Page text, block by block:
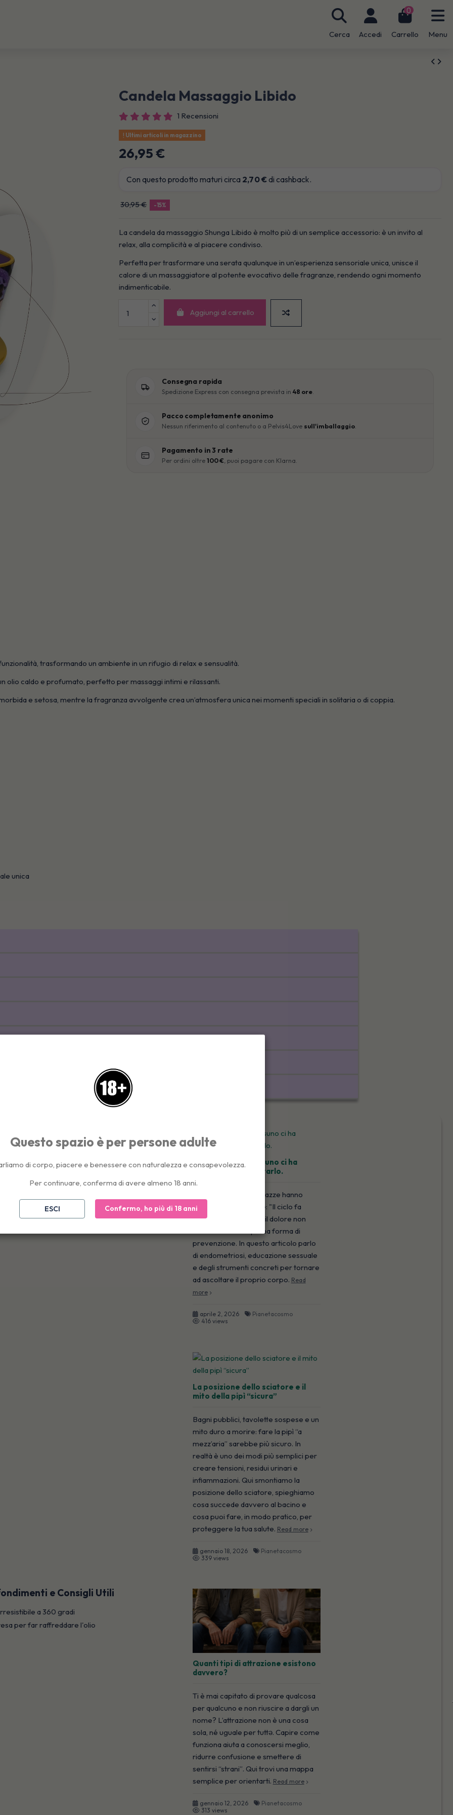
Cerca Accedi
0
Carrello Menu
Candela Massaggio Libido
1 Recensioni
Ultimi articoli in magazzino
26,95 €
Con questo prodotto maturi circa 2,70 €di cashback.
30,95 € -15%
La candela da massaggio Shunga Libido è molto più di un semplice accessorio: è un invito al
relax, alla complicità e al piacere condiviso.
Perfetta per trasformare una serata qualunque in un’esperienza sensoriale unica, unisce il
calore di un massaggiatore al potente evocativo delle fragranze, rendendo ogni momento
indimenticabile.
Aggiungi al carrello
Consegna rapida
Spedizione Express con consegna prevista in48 ore
Pacco completamente anonimo
Nessun riferimento al contenuto o a Pelvis4Love sull'imballaggio
Pagamento in 3 rate
Per ordini oltre100 € , puoi pagare con Klarna.
trasformando un ambiente in un rifugio di relax e sensualità.
olio caldo e profumato, perfetto per massaggi intimi e rilassanti.
e setosa, mentre la fragranza avvolgente crea un’atmosfera unica nei momenti speciali in solitaria o di coppia.
unica
e Consigli Utili
a 360 gradi
per far raffreddare l'olio
Il corpo sa. Ma nessuno ci ha
insegnato ad ascoltarlo.
Per anni, milioni di ragazze hanno
sentito la stessa frase: "Il ciclo fa
male. È normale." Ma il dolore non
normalizzato è la prima forma di
prevenzione. In questo articolo parlo
di endometriosi, educazione sessuale
e degli strumenti concreti per tornare
ad ascoltare il proprio corpo. Read
more
aprile 2, 2026
Pianetacosmo
416 views
La posizione dello sciatore e il
mito della pipì “sicura”
Bagni pubblici, tavolette sospese e un
mito duro a morire: fare la pipì “a
mezz’aria” sarebbe più sicuro. In
realtà è uno dei modi più semplici per
creare tensioni, residui urinari e
infiammazioni. Qui smontiamo la
posizione dello sciatore, spieghiamo
cosa succede davvero al bacino e
cosa puoi fare, in modo pratico, per
proteggere la tua salute. Read more
gennaio 18, 2026
Pianetacosmo
339 views
Quanti tipi di attrazione esistono
davvero?
Ti è mai capitato di provare qualcosa
per qualcuno e non riuscire a dargli un
nome? L’attrazione non è una cosa
sola, né uguale per tuttə. Capire come
funziona aiuta a conoscersi meglio,
ridurre confusione e smettere di
sentirsi “strani”. Qui trovi una mappa
semplice per orientarti. Read more
gennaio 12, 2026
Pianetacosmo
313 views
Questo spazio è per persone adulte
di corpo, piacere e benessere con naturalezza e consapevolezza.
Per continuare, conferma di avere almeno 18 anni.
ESCI Confermo, ho più di 18 anni